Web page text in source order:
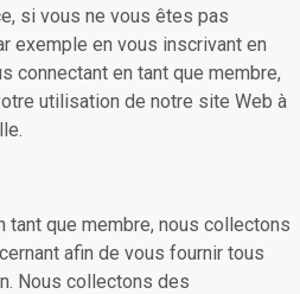
si vous ne vous êtes pas
exemple en vous inscrivant en
connectant en tant que membre,
utilisation de notre site Web à
que membre, nous collectons
afin de vous fournir tous
Nous collectons des